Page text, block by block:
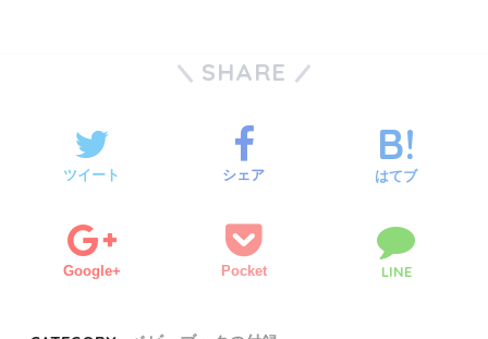
SHARE
ツイート シェア はてブ
Google+ Pocket LINE